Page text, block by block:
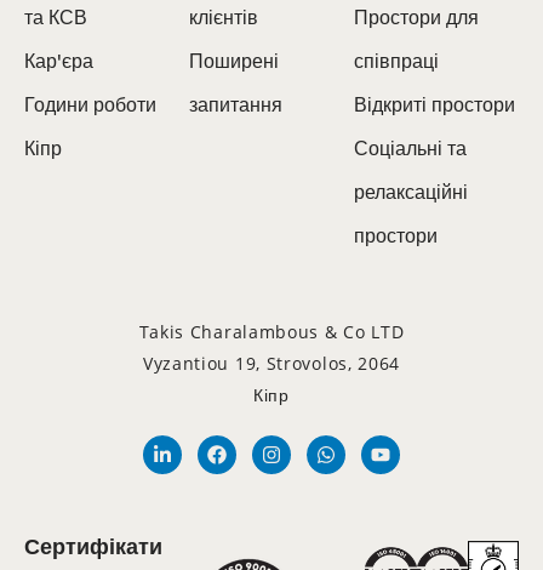
та КСВ
Кар'єра
Години роботи
Кіпр
клієнтів
Поширені
запитання
Простори для
співпраці
Відкриті простори
Соціальні та
релаксаційні
простори
Takis Charalambous & Co LTD
Vyzantiou 19, Strovolos, 2064
Кіпр
Сертифікати